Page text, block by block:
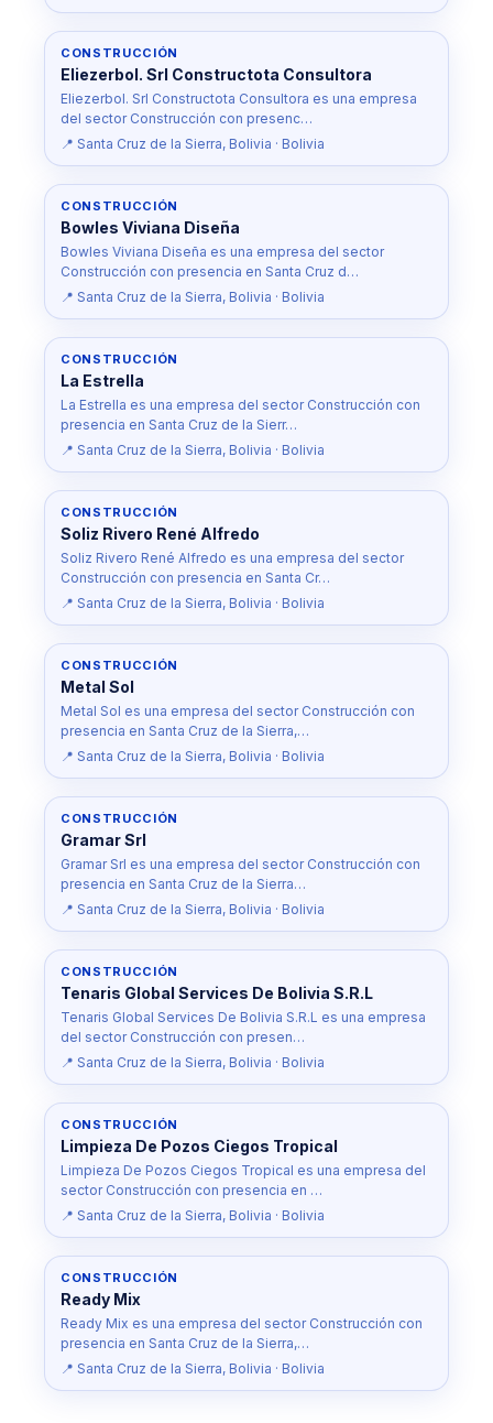
CONSTRUCCIÓN
Eliezerbol. Srl Constructota Consultora
Eliezerbol. Srl Constructota Consultora es una empresa
del sector Construcción con presenc…
📍 Santa Cruz de la Sierra, Bolivia · Bolivia
CONSTRUCCIÓN
Bowles Viviana Diseña
Bowles Viviana Diseña es una empresa del sector
Construcción con presencia en Santa Cruz d…
📍 Santa Cruz de la Sierra, Bolivia · Bolivia
CONSTRUCCIÓN
La Estrella
La Estrella es una empresa del sector Construcción con
presencia en Santa Cruz de la Sierr…
📍 Santa Cruz de la Sierra, Bolivia · Bolivia
CONSTRUCCIÓN
Soliz Rivero René Alfredo
Soliz Rivero René Alfredo es una empresa del sector
Construcción con presencia en Santa Cr…
📍 Santa Cruz de la Sierra, Bolivia · Bolivia
CONSTRUCCIÓN
Metal Sol
Metal Sol es una empresa del sector Construcción con
presencia en Santa Cruz de la Sierra,…
📍 Santa Cruz de la Sierra, Bolivia · Bolivia
CONSTRUCCIÓN
Gramar Srl
Gramar Srl es una empresa del sector Construcción con
presencia en Santa Cruz de la Sierra…
📍 Santa Cruz de la Sierra, Bolivia · Bolivia
CONSTRUCCIÓN
Tenaris Global Services De Bolivia S.R.L
Tenaris Global Services De Bolivia S.R.L es una empresa
del sector Construcción con presen…
📍 Santa Cruz de la Sierra, Bolivia · Bolivia
CONSTRUCCIÓN
Limpieza De Pozos Ciegos Tropical
Limpieza De Pozos Ciegos Tropical es una empresa del
sector Construcción con presencia en …
📍 Santa Cruz de la Sierra, Bolivia · Bolivia
CONSTRUCCIÓN
Ready Mix
Ready Mix es una empresa del sector Construcción con
presencia en Santa Cruz de la Sierra,…
📍 Santa Cruz de la Sierra, Bolivia · Bolivia